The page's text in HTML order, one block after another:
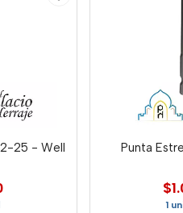
25 - Well Punta
1